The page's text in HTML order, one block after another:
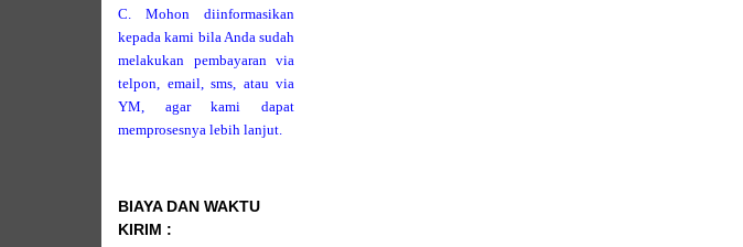
C. Mohon diinformasikan
kepada kami bila Anda sudah
melakukan pembayaran via
telpon, email, sms, atau via
YM, agar kami dapat
memprosesnya lebih lanjut.
BIAYA DAN WAKTU
KIRIM :